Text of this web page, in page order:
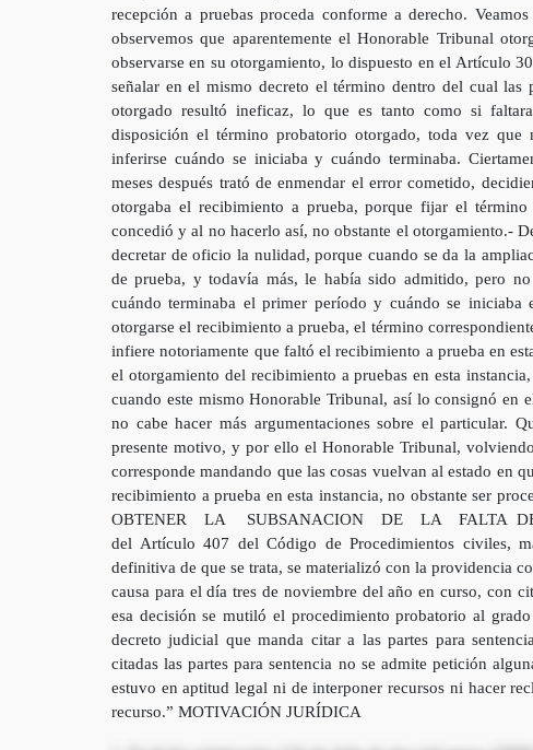
recepción a pruebas proceda conforme a derecho.
observemos que aparentemente el Honorable Tribunal
observarse en su otorgamiento, lo dispuesto en el Artículo
señalar en el mismo decreto el término dentro del cual
otorgado resultó ineficaz, lo que es tanto como si
disposición el término probatorio otorgado, toda vez
inferirse cuándo se iniciaba y cuándo terminaba.
meses después trató de enmendar el error cometido,
otorgaba el recibimiento a prueba, porque fijar el
concedió y al no hacerlo así, no obstante el otorgamiento.-
decretar de oficio la nulidad, porque cuando se da la
de prueba, y todavía más, le había sido admitido, pero
cuándo terminaba el primer período y cuándo se
otorgarse el recibimiento a prueba, el término
infiere notoriamente que faltó el recibimiento a prueba en
el otorgamiento del recibimiento a pruebas en esta
cuando este mismo Honorable Tribunal, así lo consignó en
no cabe hacer más argumentaciones sobre el particular.
presente motivo, y por ello el Honorable Tribunal,
corresponde mandando que las cosas vuelvan al estado en
recibimiento a prueba en esta instancia, no obstante ser
OBTENER LA SUBSANACION DE LA FALTA
del Artículo 407 del Código de Procedimientos civiles,
definitiva de que se trata, se materializó con la providencia
causa para el día tres de noviembre del año en curso, con
esa decisión se mutiló el procedimiento probatorio al
decreto judicial que manda citar a las partes para
citadas las partes para sentencia no se admite petición
estuvo en aptitud legal ni de interponer recursos ni hacer
recurso.” MOTIVACIÓN JURÍDICA